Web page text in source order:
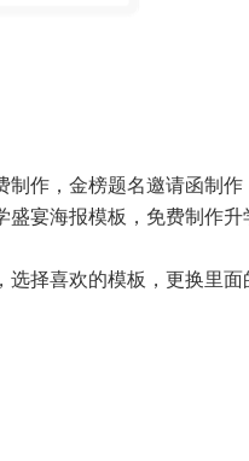
作，金榜题名邀请函制
宴海报模板，免费制作升
择喜欢的模板，更换里